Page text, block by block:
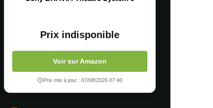
Prix indisponible
Voir sur Amazon
Prix mis à jour : 07/08/2026 07:40